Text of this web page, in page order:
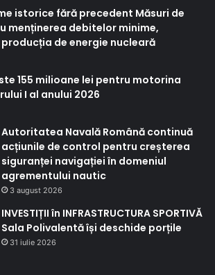
istorice fără precedent Măsuri de
menținerea debitelor minime,
de energie nucleară
155 milioane lei pentru motorina
I al anului 2026
Autoritatea Navală Română continuă
acțiunile de control pentru creșterea
siguranței navigației în domeniul
agrementului nautic
3 august 2026
INVESTIȚII în INFRASTRUCTURA SPORTIVĂ
Sala Polivalentă își deschide porțile
31 iulie 2026